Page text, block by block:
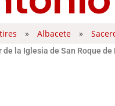
» Albacete »
de la Iglesia de San Roque de